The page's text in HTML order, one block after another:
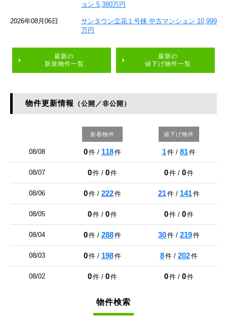
ョン 5,380万円
2026年08月06日
サンタウン立花１号棟 中古マンション 10,999
万円
最新の
新規物件一覧
最新の
値下げ物件一覧
物件更新情報 （公開／非公開）
新着物件 値下げ物件
08/08 0件 / 118件 1件 / 81件
08/07 0件 / 0件 0件 / 0件
08/06 0件 / 222件 21件 / 141件
08/05 0件 / 0件 0件 / 0件
08/04 0件 / 288件 30件 / 219件
08/03 0件 / 198件 8件 / 202件
08/02 0件 / 0件 0件 / 0件
物件検索